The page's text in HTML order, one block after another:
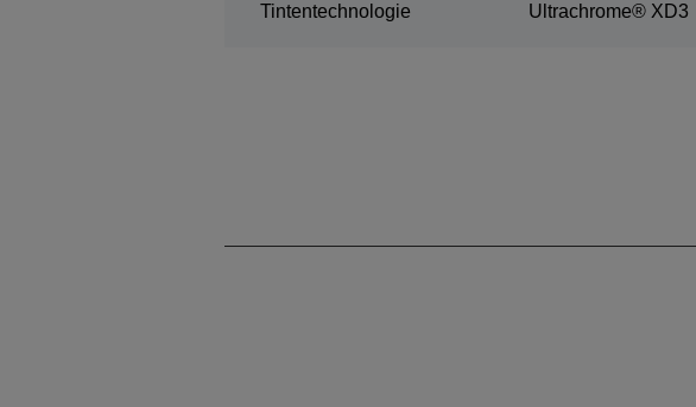
Tintentechnologie Ultrachrome® XD3